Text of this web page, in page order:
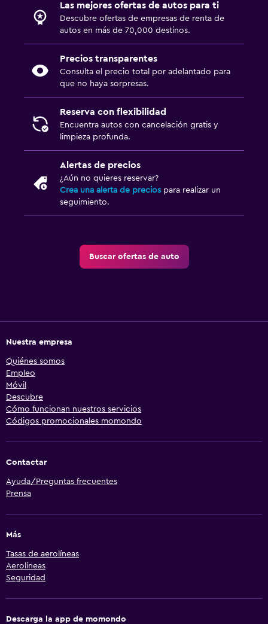
Las mejores ofertas de autos para ti
Descubre ofertas de empresas de renta de
autos en más de 70,000 destinos.
Precios transparentes
Consulta el precio total por adelantado para
que no haya sorpresas.
Reserva con flexibilidad
Encuentra autos con cancelación gratis y
limpieza profunda.
Alertas de precios
¿Aún no quieres reservar?
Crea una alerta de precios para realizar un
seguimiento.
Buscar ofertas de auto
Nuestra empresa
Quiénes somos
Empleo
Móvil
Descubre
Cómo funcionan nuestros servicios
Códigos promocionales momondo
Contactar
Ayuda/Preguntas frecuentes
Prensa
Más
Tasas de aerolíneas
Aerolíneas
Seguridad
Descarga la app de momondo